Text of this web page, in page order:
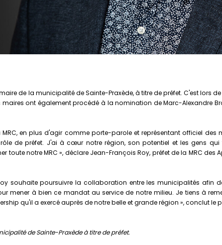
de la municipalité de Sainte-Praxède, à titre de préfet. C'est lors
ont également procédé à la nomination de Marc-Alexandre
en plus d'agir comme porte-parole et représentant officiel des
de préfet. J'ai à cœur notre région, son potentiel et les gens qui
notre MRC », déclare Jean-François Roy, préfet de la MRC des
souhaite poursuivre la collaboration entre les municipalités afin
mener à bien ce mandat au service de notre milieu. Je tiens à
qu'il a exercé auprès de notre belle et grande région », conclut le
de Sainte-Praxède à titre de préfet.